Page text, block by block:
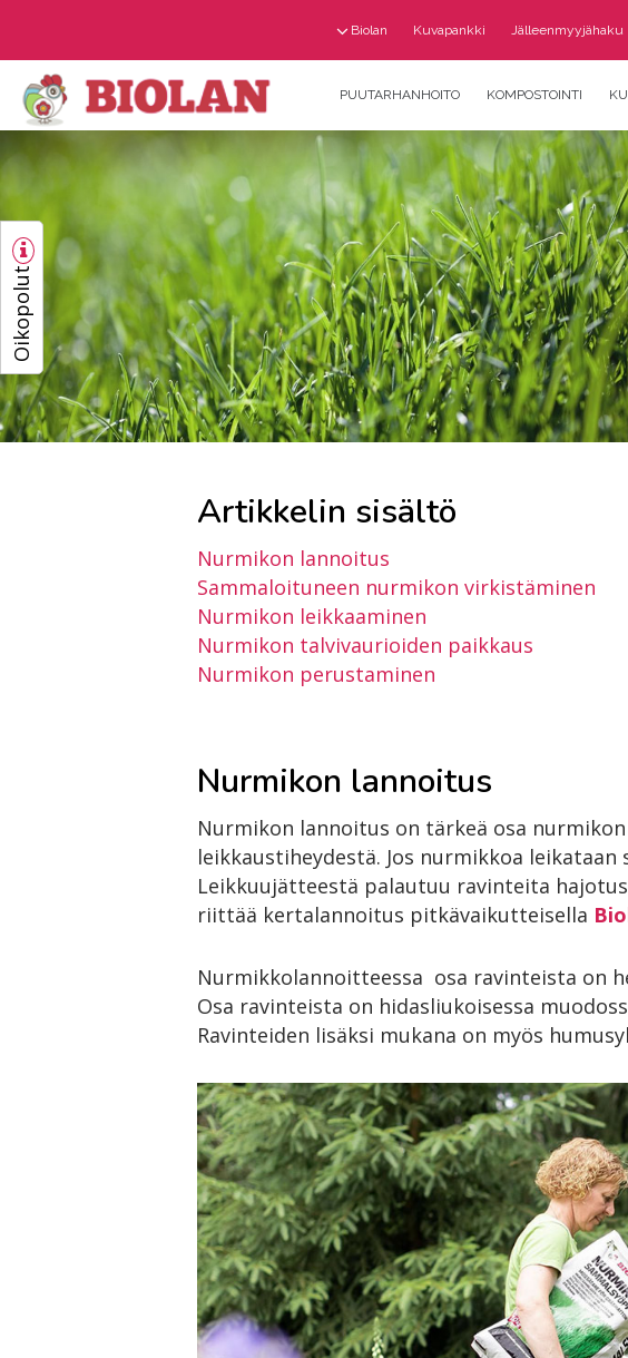
Oikopolut
Biolan Kuvapankki Jälleenmyyjähaku
PUUTARHANHOITO KOMPOSTOINTI
Artikkelin sisältö
Nurmikon lannoitus
Sammaloituneen nurmikon virkistäminen
Nurmikon leikkaaminen
Nurmikon talvivaurioiden paikkaus
Nurmikon perustaminen
Nurmikon lannoitus
Nurmikon lannoitus on tärkeä osa
leikkaustiheydestä. Jos nurmikkoa
Leikkuujätteestä palautuu ravinteita
riittää kertalannoitus pitkävaikutteisella
Nurmikkolannoitteessa osa ravinteista on
Osa ravinteista on hidasliukoisessa
Ravinteiden lisäksi mukana on myös